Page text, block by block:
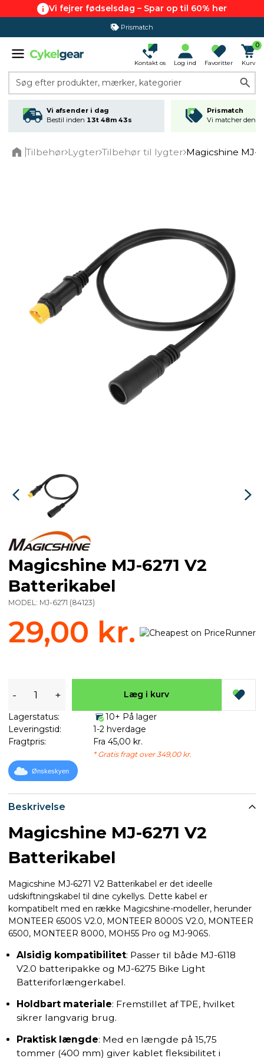
Vi fejrer fødselsdag – Spar op til 60% her
Prismatch
Kontakt os Log ind Favoritter
0
Kurv
Søg efter produkter, mærker, kategorier
Vi afsender i dag
Bestil inden 13t 48m 43s
Prismatch
Vi matcher den
Tilbehør Lygter Tilbehør til lygter Magicshine MJ-
Beskrivelse
Magicshine MJ-6271 V2
Batterikabel
Magicshine MJ-6271 V2 Batterikabel er det ideelle
udskiftningskabel til dine cykellys. Dette kabel er
kompatibelt med en række Magicshine-modeller, herunder
MONTEER 6500S V2.0, MONTEER 8000S V2.0, MONTEER
6500, MONTEER 8000, MOH55 Pro og MJ-906S.
Alsidig kompatibilitet: Passer til både MJ-6118
V2.0 batteripakke og MJ-6275 Bike Light
Batteriforlængerkabel.
Holdbart materiale: Fremstillet af TPE, hvilket
sikrer langvarig brug.
Praktisk længde: Med en længde på 15,75
tommer (400 mm) giver kablet fleksibilitet i
Magicshine MJ-6271 V2
Batterikabel
MODEL: MJ-6271 (84123)
29,00 kr.
- + Læg i kurv
Lagerstatus:
10+ På lager
Leveringstid:
1-2 hverdage
Fragtpris:
Fra 45,00 kr.
* Gratis fragt over 349,00 kr.
Ønskeskyen